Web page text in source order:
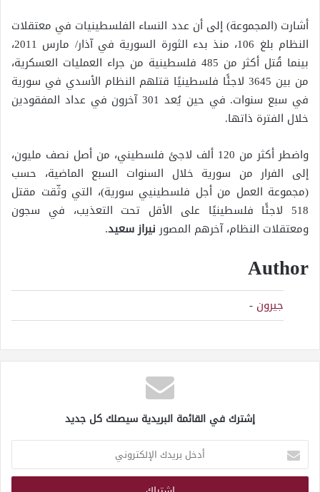
أشارت (المجموعة) إلى أن عدد النساء الفلسطينيات في معتقلات
النظام بلغ 106، منذ بدء الثورة السورية في آذار/ مارس 2011،
بينما قُتل أكثر من 485 فلسطينية من جراء العمليات العسكرية،
من بين 3645 لاجئًا فلسطينيًا قتلهم النظام الأسدي في سورية
في سبع سنوات. في حين يُعد 301 آخرون في عداد المفقودين
خلال الفترة ذاتها.
واضطر أكثر من 120 ألف لاجئ فلسطيني، من أصل نصف مليون،
إلى الفرار من سورية خلال السنوات السبع الماضية، حسب
(مجموعة العمل من أجل فلسطينيي سورية)، التي وثّقت مقتل
518 لاجئًا فلسطينيًا على الأقل تحت التعذيب، في سجون
ومعتقلات النظام، آخرهم المصور نيراز سعيد.
Author
جيرون -
إشترك في القائمة البريدية سيصلك كل جديد
أدخل
بريدك
الإلكتروني